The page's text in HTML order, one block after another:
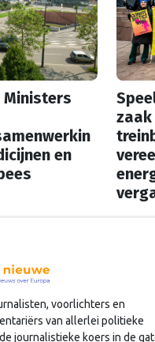
Ministers
en
actief
in Brussel
wat staat er in
zaak
zijn.
of
voorlichters en
van allerlei politieke
journalistieke koers in de